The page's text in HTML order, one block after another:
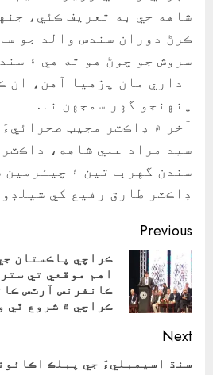
شاهه جي به تعريف ڪئي،
ڪرڻ دوران سندس والد جو
سروش جو چوڻ هو ته هي ۽
اداري مان پڙهيا آهن، ان
پنهنجو گهر سمجهن ٿا.
آخر ۾ ڊاڪٽر مجيب
سيد مراد علي شاهه،
سندن گهرڀاتين ۽ چيئرمين
ڊاڪٽر طارق رفيع کي
Continue
Reading
Previous
ڪراچي پاڪستان
اهم موقعي تي
ڪانفرنس آرٽس
ڪراچي ۾ شروع ٿي
Next
سنڌ اسيمبليءَ جي پبلڪ